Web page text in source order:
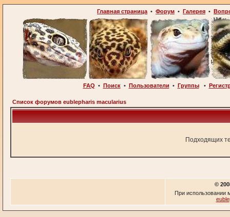
Главная страница • Форум • Галерея •
FAQ • Поиск• Пользователи • Группы•
Список форумов eublepharis macularius
Подходящих
©
При использовании